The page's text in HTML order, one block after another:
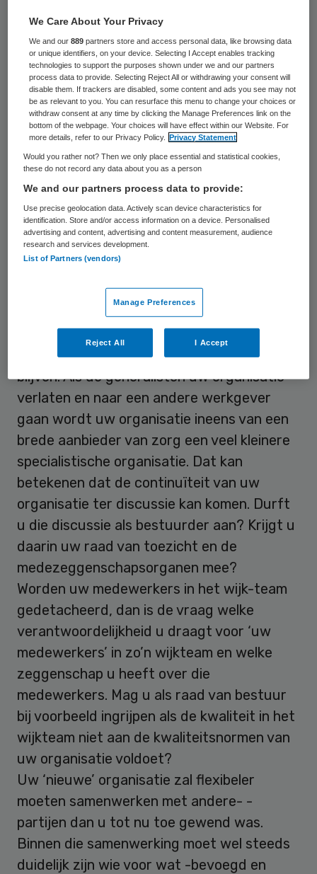
arbeidsparticipatie plaats. Interessante
uitdagingen voor bestuurders,
toezichthouders en professionals.
Deze transities leiden tot
interessante strategische, tactische en
operationele uitdagingen voor bestuurders,
professionals en toezichthouders van
organisaties die zorg en welzijn aanbieden
in het sociale domein. Aan de hand van de
zeven werkvelden uit de diabolo in de figuur
beschrijven we hier enkele uitdagingen.
Operationele processen veranderen
ingrijpend, doordat de generalisten uit uw
organisatie naar de sociale wijkteams gaan,
terwijl de specialisten in uw organisatie
blijven. Als de generalisten uw organisatie
verlaten en naar een andere werkgever
gaan wordt uw organisatie ineens van een
brede aanbieder van zorg een veel kleinere
specialistische organisatie. Dat kan
betekenen dat de continuïteit van uw
organisatie ter discussie kan komen. Durft
u die discussie als bestuurder aan? Krijgt u
daarin uw raad van toezicht en de
medezeggenschapsorganen mee?
Worden uw medewerkers in het wijk-team
gedetacheerd, dan is de vraag welke
verantwoordelijkheid u draagt voor ‘uw
medewerkers’ in zo’n wijkteam en welke
zeggenschap u heeft over die
medewerkers. Mag u als raad van bestuur
bij voorbeeld ingrijpen als de kwaliteit in het
wijkteam niet aan de kwaliteitsnormen van
uw organisatie voldoet?
Uw ‘nieuwe’ organisatie zal flexibeler
moeten samenwerken met andere- -
partijen dan u tot nu toe gewend was.
Binnen die samenwerking moet wel steeds
duidelijk zijn wie voor wat -bevoegd en
We Care About Your Privacy
We and our889 partners store and access personal data, like browsing data
or unique identifiers, on your device. Selecting I Accept enables tracking
technologies to support the purposes shown under we and our partners
process data to provide. Selecting Reject All or withdrawing your consent will
disable them. If trackers are disabled, some content and ads you see may not
be as relevant to you. You can resurface this menu to change your choices or
withdraw consent at any time by clicking the Manage Preferences link on the
bottom of the webpage. Your choices will have effect within our Website. For
more details, refer to our Privacy Policy.
Privacy Statement
Would you rather not? Then we only place essential and statistical cookies,
these do not record any data about you as a person
We and our partners process data to provide:
Use precise geolocation data. Actively scan device characteristics for
identification. Store and/or access information on a device. Personalised
advertising and content, advertising and content measurement, audience
research and services development.
List of Partners (vendors)
Manage Preferences
Reject All I Accept